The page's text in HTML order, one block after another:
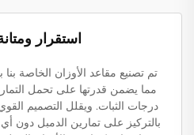
استقرار
تم تصنيع مقاعد الأوزان الخاصة بنا
مما يضمن قدرتها على تحمل
درجات الثبات. ويقلل التصميم
بالتركيز على تمارين الدمبل دون